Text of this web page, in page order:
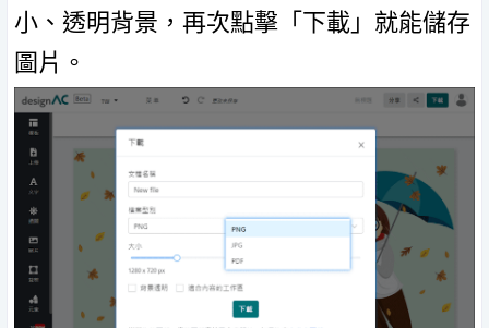
小、透明背景，再次點擊「下載」就能儲存
圖片。